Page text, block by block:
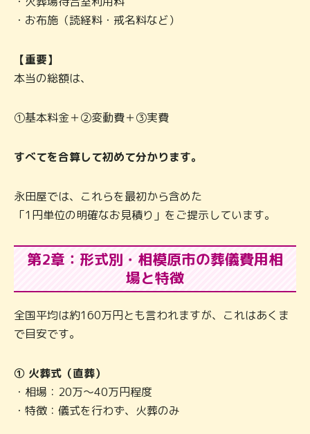
・お布施（読経料・戒名料など）
【重要】
本当の総額は、
①基本料金＋②変動費＋③実費
すべてを合算して初めて分かります。
永田屋では、これらを最初から含めた
「1円単位の明確なお見積り」をご提示しています。
第2章：形式別・相模原市の葬儀費用相
場と特徴
全国平均は約160万円とも言われますが、これはあくま
で目安です。
① 火葬式（直葬）
・相場：20万〜40万円程度
・特徴：儀式を行わず、火葬のみ